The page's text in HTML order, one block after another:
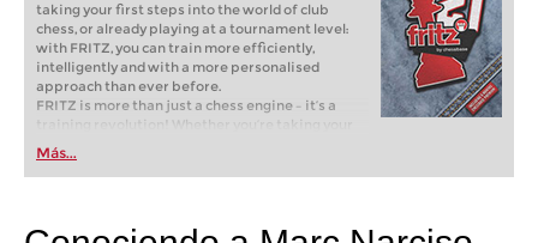
taking your first steps into the world of club
chess, or already playing at a tournament level:
with FRITZ, you can train more efficiently,
intelligently and with a more personalised
approach than ever before.
FRITZ is more than just a chess engine – it’s a
training revolution! Whether you’re taking your
first steps into the world of club chess, or already
playing at a tournament level: with FRITZ, you can
train more efficiently, intelligently and with a
Más...